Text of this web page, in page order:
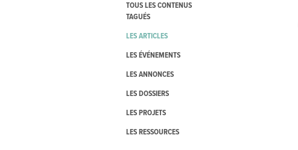
TOUS LES CONTENUS
TAGUÉS
LES ARTICLES
LES ÉVÉNEMENTS
LES ANNONCES
LES DOSSIERS
LES PROJETS
LES RESSOURCES